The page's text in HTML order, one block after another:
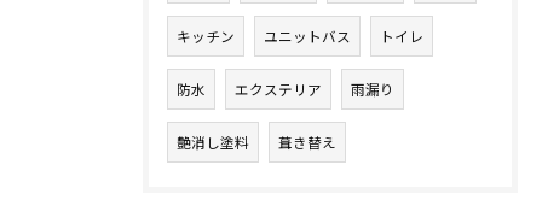
キッチン ユニットバス トイレ
防水 エクステリア 雨漏り
艶消し塗料 葺き替え